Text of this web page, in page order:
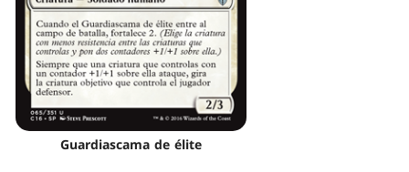
Guardiascama de élite